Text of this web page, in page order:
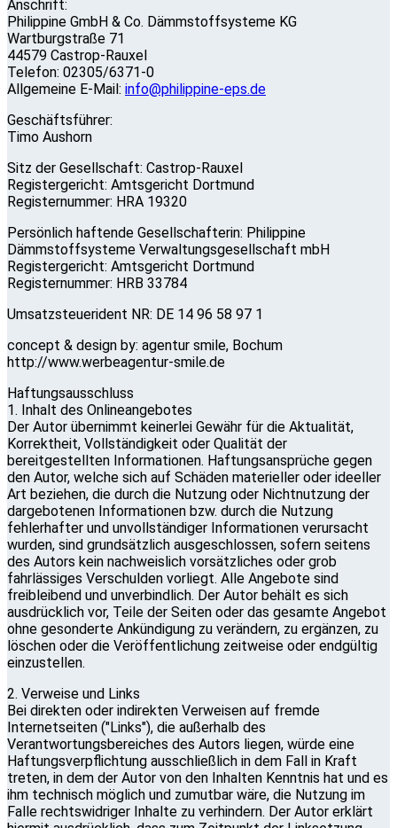
Anschrift:
Philippine GmbH & Co. Dämmstoffsysteme KG
Wartburgstraße 71
44579 Castrop-Rauxel
Telefon: 02305/6371-0
Allgemeine E-Mail: info@philippine-eps.de
Geschäftsführer:
Timo Aushorn
Sitz der Gesellschaft: Castrop-Rauxel
Registergericht: Amtsgericht Dortmund
Registernummer: HRA 19320
Persönlich haftende Gesellschafterin: Philippine
Dämmstoffsysteme Verwaltungsgesellschaft mbH
Registergericht: Amtsgericht Dortmund
Registernummer: HRB 33784
Umsatzsteuerident NR: DE 14 96 58 97 1
concept & design by: agentur smile, Bochum
http://www.werbeagentur-smile.de
Haftungsausschluss
1. Inhalt des Onlineangebotes
Der Autor übernimmt keinerlei Gewähr für die Aktualität,
Korrektheit, Vollständigkeit oder Qualität der
bereitgestellten Informationen. Haftungsansprüche gegen
den Autor, welche sich auf Schäden materieller oder ideeller
Art beziehen, die durch die Nutzung oder Nichtnutzung der
dargebotenen Informationen bzw. durch die Nutzung
fehlerhafter und unvollständiger Informationen verursacht
wurden, sind grundsätzlich ausgeschlossen, sofern seitens
des Autors kein nachweislich vorsätzliches oder grob
fahrlässiges Verschulden vorliegt. Alle Angebote sind
freibleibend und unverbindlich. Der Autor behält es sich
ausdrücklich vor, Teile der Seiten oder das gesamte Angebot
ohne gesonderte Ankündigung zu verändern, zu ergänzen, zu
löschen oder die Veröffentlichung zeitweise oder endgültig
einzustellen.
2. Verweise und Links
Bei direkten oder indirekten Verweisen auf fremde
Internetseiten ("Links"), die außerhalb des
Verantwortungsbereiches des Autors liegen, würde eine
Haftungsverpflichtung ausschließlich in dem Fall in Kraft
treten, in dem der Autor von den Inhalten Kenntnis hat und es
ihm technisch möglich und zumutbar wäre, die Nutzung im
Falle rechtswidriger Inhalte zu verhindern. Der Autor erklärt